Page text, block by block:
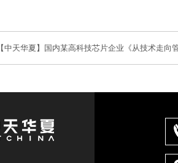
【中天华夏】国内某高科技芯片企业《从技术走向